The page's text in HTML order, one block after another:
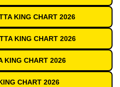
KING CHART 2026
KING CHART 2026
KING CHART 2026
CHART 2026